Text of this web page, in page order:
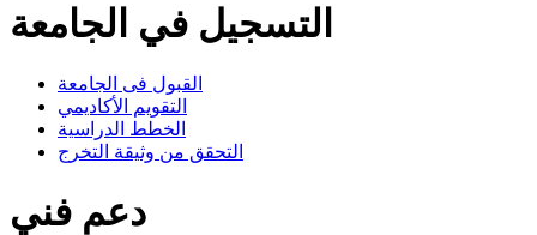
التسجيل في الجامعة
القبول فى الجامعة
التقويم الأكاديمي
الخطط الدراسية
التحقق من وثيقة التخرج
دعم فني